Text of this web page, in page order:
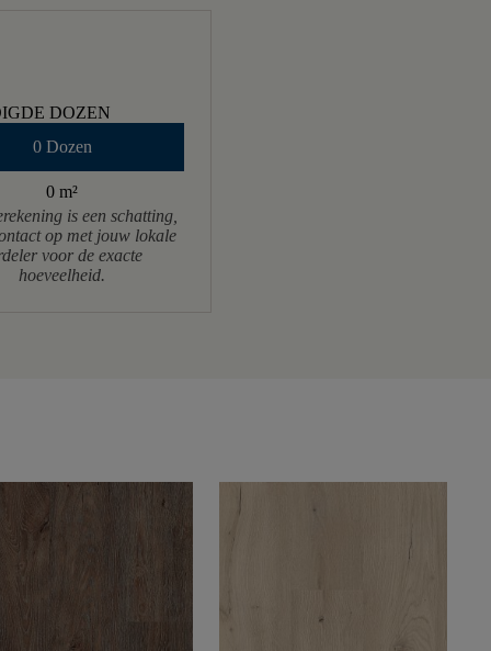
DOZEN
0 Dozen
0 m²
is een schatting,
op met jouw lokale
voor de exacte
hoeveelheid.